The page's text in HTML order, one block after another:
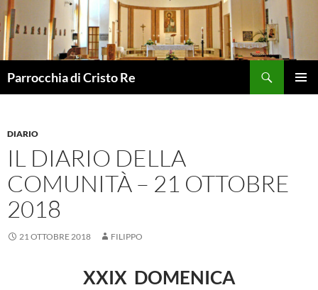
Vai
al
contenuto
Parrocchia di Cristo Re
DIARIO
IL DIARIO DELLA
COMUNITÀ – 21 OTTOBRE
2018
21 OTTOBRE 2018 FILIPPO
XXIX DOMENICA